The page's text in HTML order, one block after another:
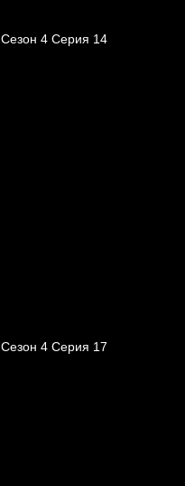
Сезон 4 Серия 14
Сезон 4 Серия 17